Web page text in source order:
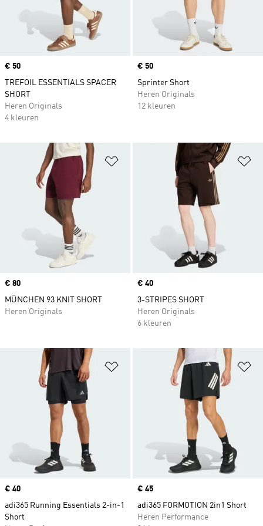
Price
€ 50
TREFOIL ESSENTIALS SPACER
SHORT
Heren Originals
4 kleuren
Price
€ 50
Sprinter Short
Heren Originals
12 kleuren
Op verlanglijst zetten
Price
€ 80
MÜNCHEN 93 KNIT SHORT
Heren Originals
Price
€ 40
3-STRIPES SHORT
Heren Originals
6 kleuren
Op verlanglijst zetten
Price
€ 40
adi365 Running Essentials 2-in-1
Short
Price
€ 45
adi365 FORMOTION 2in1 Short
Heren Performance